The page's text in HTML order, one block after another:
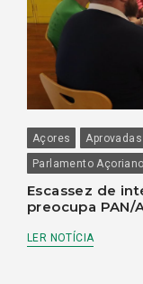
Açores Aprovadas
Parlamento Açoriano
Escassez de
preocupa PAN/
LER NOTÍCIA